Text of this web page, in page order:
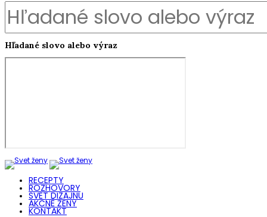
Hľadané slovo alebo výraz
RECEPTY
ROZHOVORY
SVET DIZAJNU
AKČNÉ ŽENY
KONTAKT